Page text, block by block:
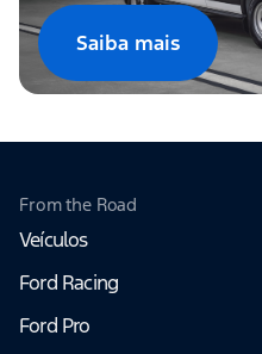
Saiba mais
From the Road
Veículos
Ford Racing
Ford Pro